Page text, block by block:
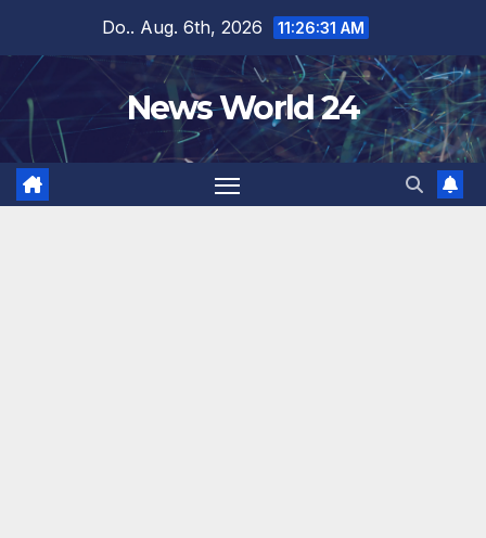
springen
Do.. Aug. 6th, 2026 11:26:32 AM
News World 24